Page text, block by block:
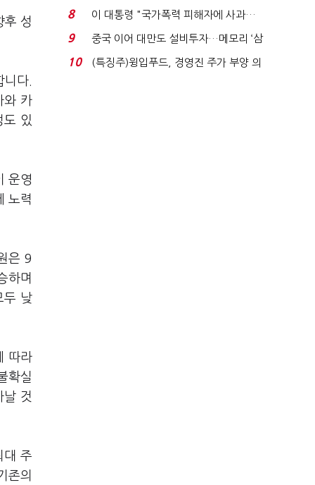
후 성
니다
와 카
도 있
운영
노력
은 9
하며
두 낮
따라
확실
날 것
대 주
존의
빈 매대 채우며 문 연 ...
8
이 대통령 "국가폭력 피해자에 사과…
적극적 조사로 진...
9
중국 이어 대만도 설비투자…메모리 ‘삼
국전쟁’
10
(특징주)윙입푸드, 경영진 주가 부양 의